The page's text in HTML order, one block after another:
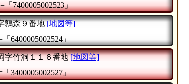
「7400005002523」
鶉森９番地 [地図等]
6400005002524」
字竹洞１１６番地 [地図等]
3400005002527」